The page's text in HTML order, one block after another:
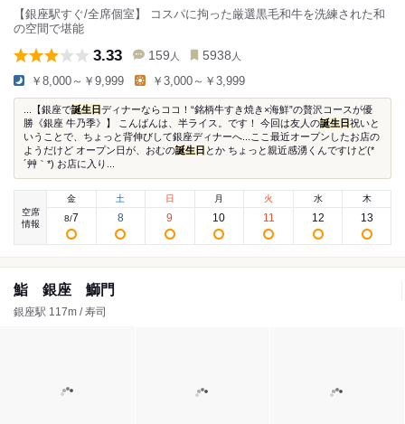
【銀座駅すぐ/全席個室】 コスパに拘った厳選黒毛和牛を洗練された和
の空間で堪能
3.33 159 人 5938 人
￥8,000～￥9,999 ￥3,000～￥3,999
...【銀座で誕生日ディナーならココ！“銘柄牛すき焼き×海鮮”の贅沢コースが優
勝《銀座 牛乃季》】 こんばんは、半ライス。です！ 今回は友人の誕生日祝いと
いうことで、ちょっと背伸びして銀座ディナーへ...ここ最近オープンしたお店の
ようだけど オープン日が、おむの誕生日 とか ちょっと親近感湧くんですけど(*
´艸｀*) お店に入り...
空席
情報
金
8/7
土
8
日
9
月
10
火
11
水
12
木
13
鮨 銀座 鰤門
銀座駅 117m / 寿司